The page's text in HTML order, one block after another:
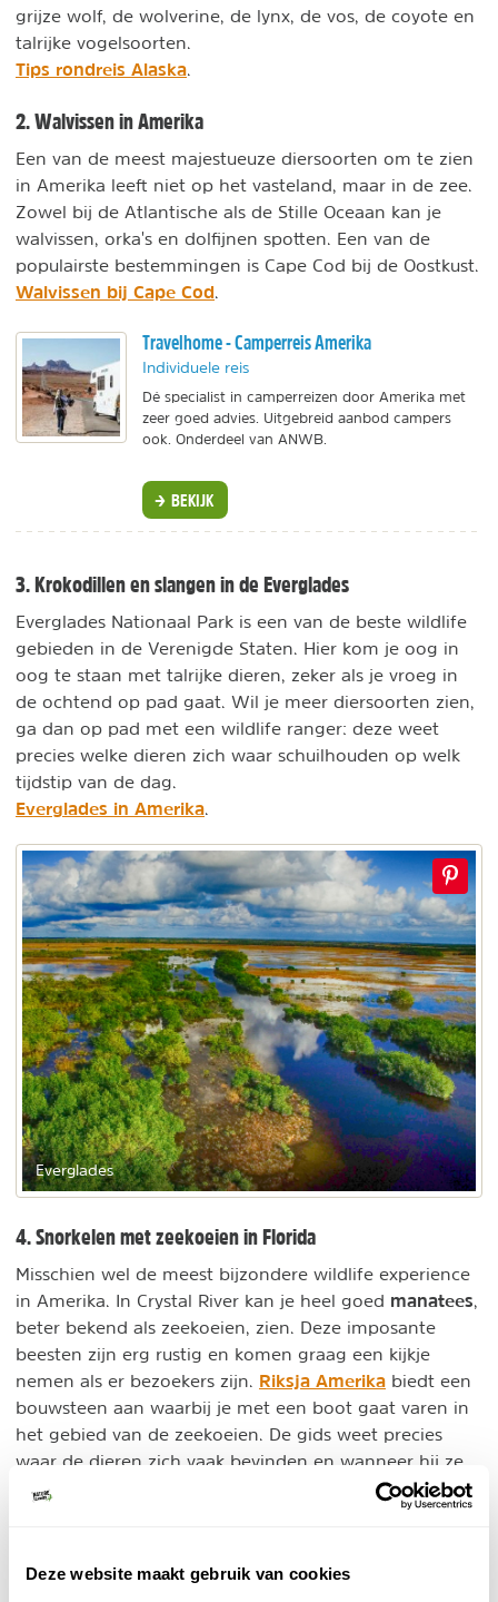
Deze website maakt gebruik van cookies
grijze wolf, de wolverine, de lynx, de vos, de coyote en
talrijke vogelsoorten.
Tips rondreis Alaska.
2. Walvissen in Amerika
Een van de meest majestueuze diersoorten om te zien
in Amerika leeft niet op het vasteland, maar in de zee.
Zowel bij de Atlantische als de Stille Oceaan kan je
walvissen, orka's en dolfijnen spotten. Een van de
populairste bestemmingen is Cape Cod bij de Oostkust.
Walvissen bij Cape Cod.
Travelhome - Camperreis Amerika
Individuele reis
Dé specialist in camperreizen door Amerika met
zeer goed advies. Uitgebreid aanbod campers
ook. Onderdeel van ANWB.
BEKIJK
3. Krokodillen en slangen in de Everglades
Everglades Nationaal Park is een van de beste wildlife
gebieden in de Verenigde Staten. Hier kom je oog in
oog te staan met talrijke dieren, zeker als je vroeg in
de ochtend op pad gaat. Wil je meer diersoorten zien,
ga dan op pad met een wildlife ranger: deze weet
precies welke dieren zich waar schuilhouden op welk
tijdstip van de dag.
Everglades in Amerika.
Everglades
4. Snorkelen met zeekoeien in Florida
Misschien wel de meest bijzondere wildlife experience
in Amerika. In Crystal River kan je heel goed manatees,
beter bekend als zeekoeien, zien. Deze imposante
beesten zijn erg rustig en komen graag een kijkje
nemen als er bezoekers zijn. Riksja Amerika biedt een
bouwsteen aan waarbij je met een boot gaat varen in
het gebied van de zeekoeien. De gids weet precies
waar de dieren zich vaak bevinden en wanneer hij ze
gevonden heeft, mag je met een snorkel het water in!